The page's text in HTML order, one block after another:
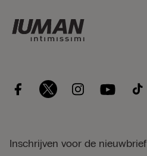
Inschrijven voor de nieuwbrief